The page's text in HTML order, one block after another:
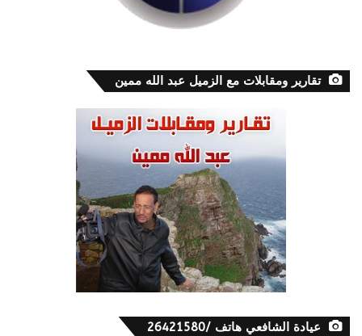
تقارير ومقابلات مع الزميل عبد الله ممين
عيادة الشافعي هاتف /26421580